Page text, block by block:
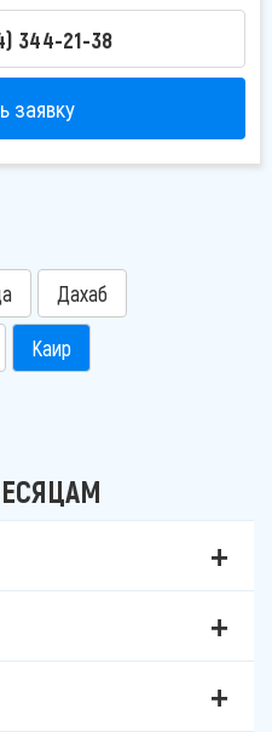
344-21-38
заявку
Дахаб
Каир